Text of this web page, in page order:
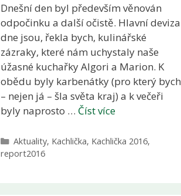
Dnešní den byl především věnován
odpočinku a další očistě. Hlavní deviza
dne jsou, řekla bych, kulinářské
zázraky, které nám uchystaly naše
úžasné kuchařky Algori a Marion. K
obědu byly karbenátky (pro který bych
– nejen já – šla světa kraj) a k večeři
byly naprosto … Číst více
Rubriky
Aktuality, Kachlička, Kachlička 2016,
report2016